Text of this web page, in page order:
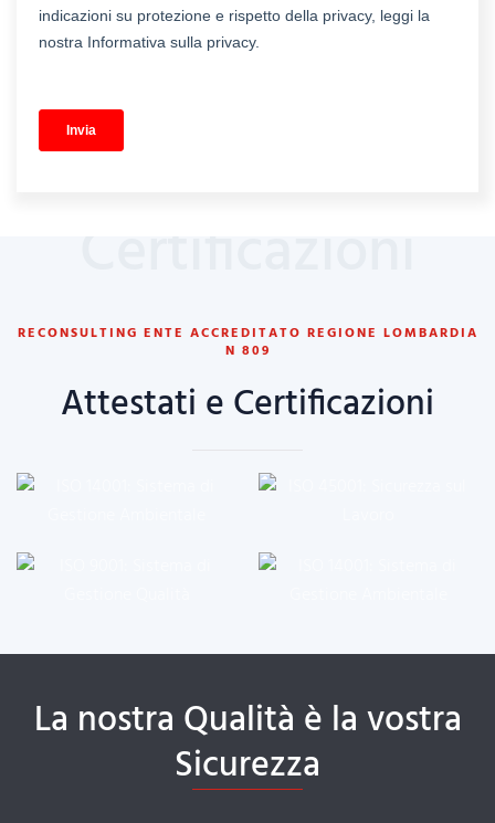
Certificazioni
RECONSULTING ENTE ACCREDITATO REGIONE LOMBARDIA
N 809
Attestati e Certificazioni
La nostra Qualità è la vostra
Sicurezza